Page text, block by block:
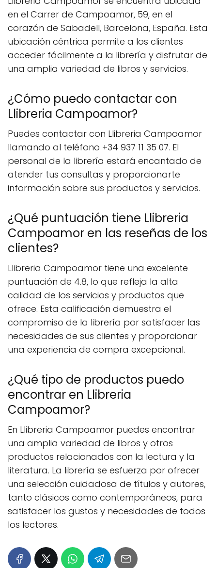
en el Carrer de Campoamor, 59, en el
corazón de Sabadell, Barcelona, España. Esta
ubicación céntrica permite a los clientes
acceder fácilmente a la librería y disfrutar de
una amplia variedad de libros y servicios.
¿Cómo puedo contactar con
Llibreria Campoamor?
Puedes contactar con Llibreria Campoamor
llamando al teléfono +34 937 11 35 07. El
personal de la librería estará encantado de
atender tus consultas y proporcionarte
información sobre sus productos y servicios.
¿Qué puntuación tiene Llibreria
Campoamor en las reseñas de los
clientes?
Llibreria Campoamor tiene una excelente
puntuación de 4.8, lo que refleja la alta
calidad de los servicios y productos que
ofrece. Esta calificación demuestra el
compromiso de la librería por satisfacer las
necesidades de sus clientes y proporcionar
una experiencia de compra excepcional.
¿Qué tipo de productos puedo
encontrar en Llibreria
Campoamor?
En Llibreria Campoamor puedes encontrar
una amplia variedad de libros y otros
productos relacionados con la lectura y la
literatura. La librería se esfuerza por ofrecer
una selección cuidadosa de títulos y autores,
tanto clásicos como contemporáneos, para
satisfacer los gustos y necesidades de todos
los lectores.